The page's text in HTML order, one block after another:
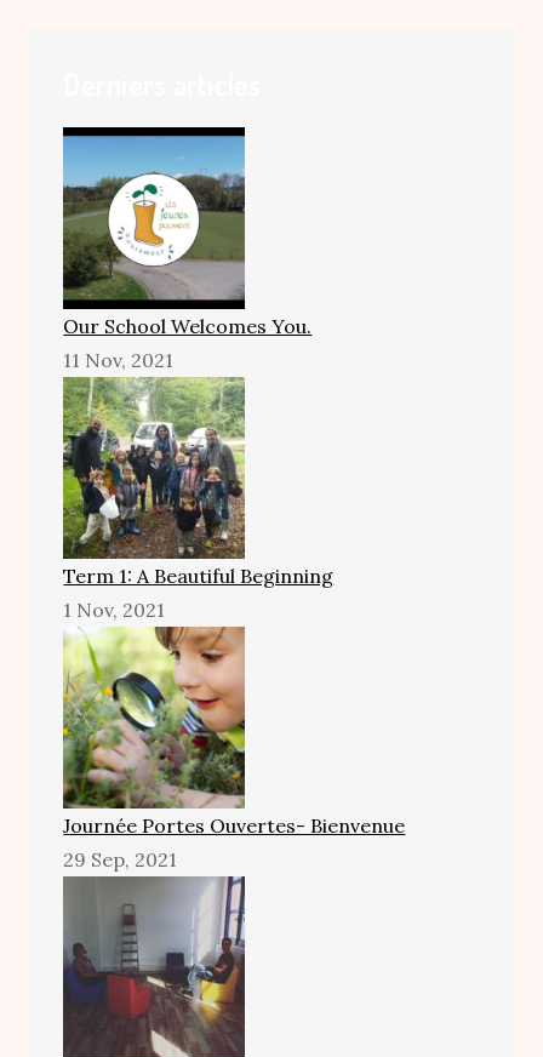
Our School Welcomes You.
11 Nov, 2021
Term 1: A Beautiful Beginning
1 Nov, 2021
Journée Portes Ouvertes- Bienvenue
29 Sep, 2021